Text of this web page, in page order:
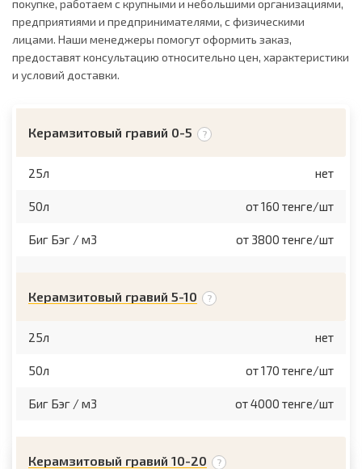
покупке, работаем с крупными и небольшими организациями,
предприятиями и предпринимателями, с физическими
лицами. Наши менеджеры помогут оформить заказ,
предоставят консультацию относительно цен, характеристики
и условий доставки.
Керамзитовый гравий 0-5
25л нет
50л от 160 тенге/шт
Биг Бэг / м3 от 3800 тенге/шт
Керамзитовый гравий 5-10
25л нет
50л от 170 тенге/шт
Биг Бэг / м3 от 4000 тенге/шт
Керамзитовый гравий 10-20